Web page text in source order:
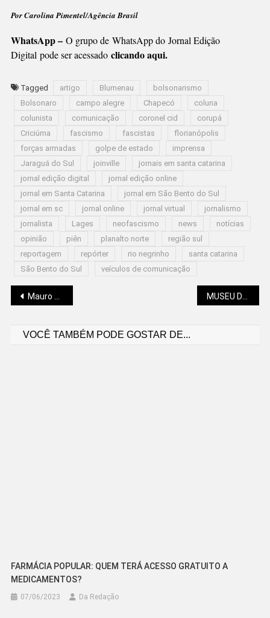
Por Carolina Pimentel/Agência Brasil
WhatsApp – O grupo de WhatsApp do Jornal Edição
Digital pode ser acessado clicando aqui.
Tagged artigo Blumenau
bolsonarismo
Bolsonaro
campo alegre Chapecó
coluna
colunista
comunicação coronel cid
corupá
Criciúma
fascismo fascistas
florianópolis
forças armadas
golpe de estado
imprensa
Jaraguá do Sul
joinville
jornais em santa catarina
jornal edição digital
jornal edição online
jornal em Santa Catarina
jornal em São Bento do Sul
jornal em sc
jornal online jornal virtual
jornalismo
jornalista
Lages neofascismo news
notícias
opinião
piên planalto norte
região sul
reportagem
repórter rio negrinho
santa catarina
São Bento do Sul
veículos de comunicação
Navegação
Mauro Stiegler: SAÚDE MENTAL: E A SUA?
VOCÊ TAMBÉM PODE GOSTAR DE...
FARMÁCIA POPULAR: QUEM TERÁ ACESSO GRATUITO A
MEDICAMENTOS?
07/06/2023 Da Redação